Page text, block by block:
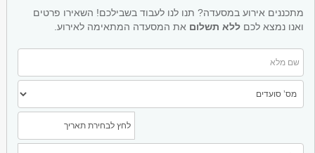
מתכננים אירוע במסעדה? תנו לנו לעבוד בשבילכם! השאירו פרטים
ואנו נמצא לכם ללא תשלום את המסעדה המתאימה לאירוע.